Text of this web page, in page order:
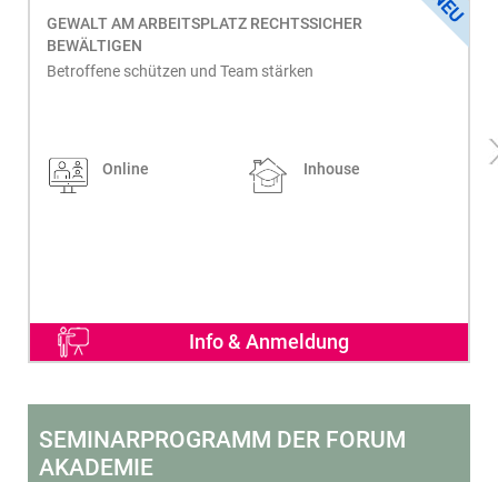
GEWALT AM ARBEITSPLATZ RECHTSSICHER
BEWÄLTIGEN
Betroffene schützen und Team stärken
Online Inhouse
Info & Anmeldung
SEMINARPROGRAMM DER FORUM
AKADEMIE